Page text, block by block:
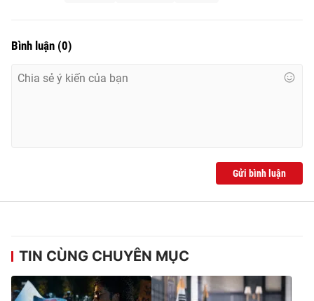
Bình luận (0)
Gửi bình luận
TIN CÙNG CHUYÊN MỤC